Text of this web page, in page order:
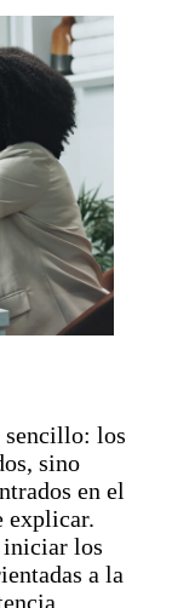
sencillo: los
sino
en el
explicar.
iniciar los
a la